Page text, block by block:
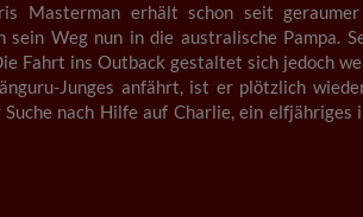
Masterman erhält schon seit
Weg nun in die australische Pampa.
Fahrt ins Outback gestaltet sich jedoch
Junges anfährt, ist er plötzlich
nach Hilfe auf Charlie, ein elfjähriges